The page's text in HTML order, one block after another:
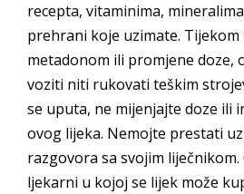
recepta, vitaminima,
prehrani koje uzimate.
metadonom ili promjene doze,
voziti niti rukovati teškim
se uputa, ne mijenjajte doze ili
ovog lijeka. Nemojte prestati
razgovora sa svojim liječnikom.
ljekarni u kojoj se lijek može